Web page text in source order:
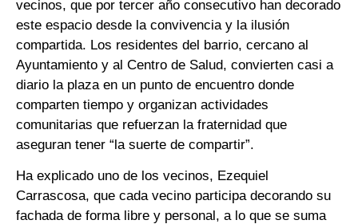
vecinos, que por tercer año consecutivo han decorado
este espacio desde la convivencia y la ilusión
compartida. Los residentes del barrio, cercano al
Ayuntamiento y al Centro de Salud, convierten casi a
diario la plaza en un punto de encuentro donde
comparten tiempo y organizan actividades
comunitarias que refuerzan la fraternidad que
aseguran tener “la suerte de compartir”.
Ha explicado uno de los vecinos, Ezequiel
Carrascosa, que cada vecino participa decorando su
fachada de forma libre y personal, a lo que se suma